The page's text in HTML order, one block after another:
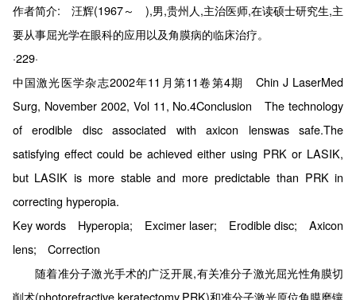
作者简介: 汪辉(1967～ ),男,贵州人,主治医师,在读硕士研究生,主
要从事屈光学在眼科的应用以及角膜病的临床治疗。
·229·
中国激光医学杂志2002年11月第11卷第4期 Chin J LaserMed
Surg, November 2002, Vol 11, No.4Conclusion The technology
of erodible disc associated with axicon lenswas safe.The
satisfying effect could be achieved either using PRK or LASIK,
but LASIK is more stable and more predictable than PRK in
correcting hyperopia.
Key words Hyperopia; Excimer laser; Erodible disc; Axicon
lens; Correction
随着准分子激光手术的广泛开展,有关准分子激光屈光性角膜切
削术(photorefractive keratectomy,PRK)和准分子激光原位角膜磨镶